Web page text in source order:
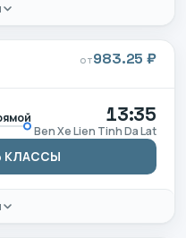
ОТ983.25 ₽
13:35
Ben Xe Lien Tinh Da Lat
КЛАССЫ